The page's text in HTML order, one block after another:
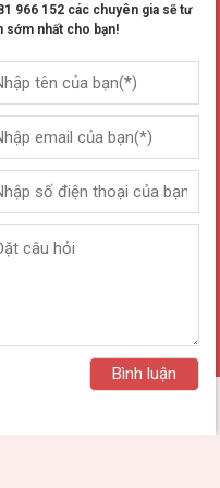
dùng
966 152 các chuyên gia sẽ tư
sớm nhất cho bạn!